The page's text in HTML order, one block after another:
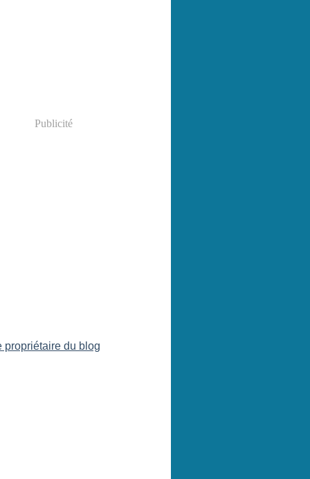
Publicité
propriétaire du blog